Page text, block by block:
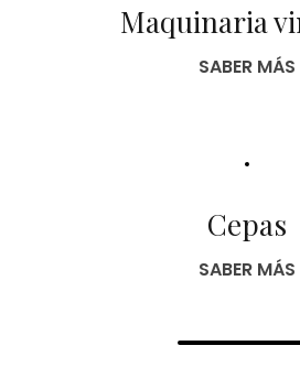
Maquinaria
SABER MÁS
Cepas
SABER MÁS